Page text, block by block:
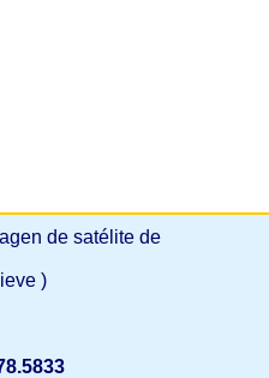
de satélite de
)